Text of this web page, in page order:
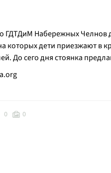
ГДТДиМ Набережных Челнов
которых дети приезжают в
До сего дня стоянка
0 0